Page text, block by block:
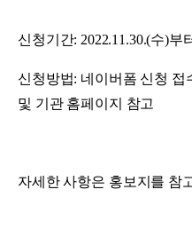
신청기간: 2022.11.30.(수)부
신청방법: 네이버폼 신청 접
및 기관 홈페이지 참고
자세한 사항은 홍보지를 참